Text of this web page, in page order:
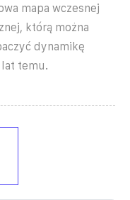
mapa wczesnej
którą można
dynamikę
temu.